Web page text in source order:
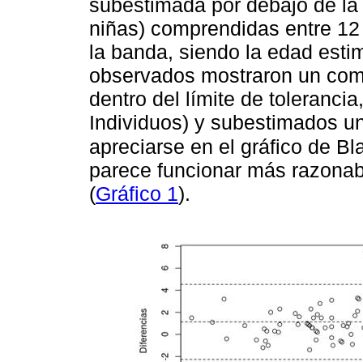
niñas) comprendidas entre
la banda, siendo la edad
observados mostraron un
dentro del límite de
Individuos) y subestimados
apreciarse en el gráfico de
parece funcionar más
(Gráfico 1).